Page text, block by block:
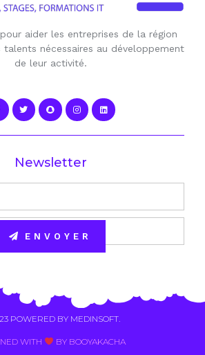
aider les entreprises de la région
nécessaires au développement
de leur activité.
Newsletter
ENVOYER
POWERED BY MEDINSOFT.
WITH BY BOOYAKACHA​